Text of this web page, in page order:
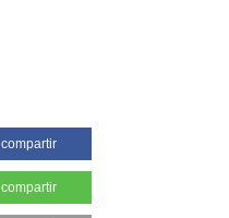
compartir
compartir